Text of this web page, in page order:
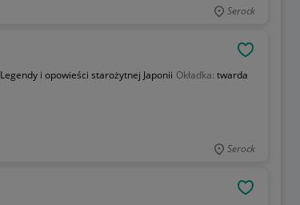
Serock
Legendy i opowieści starożytnej Japonii Okładka: twarda
Serock